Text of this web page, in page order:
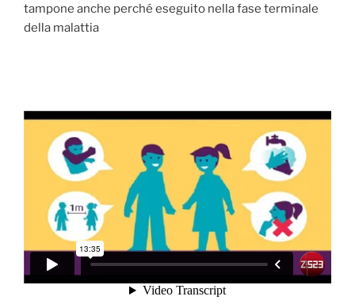
tampone anche perché eseguito nella fase terminale
della malattia